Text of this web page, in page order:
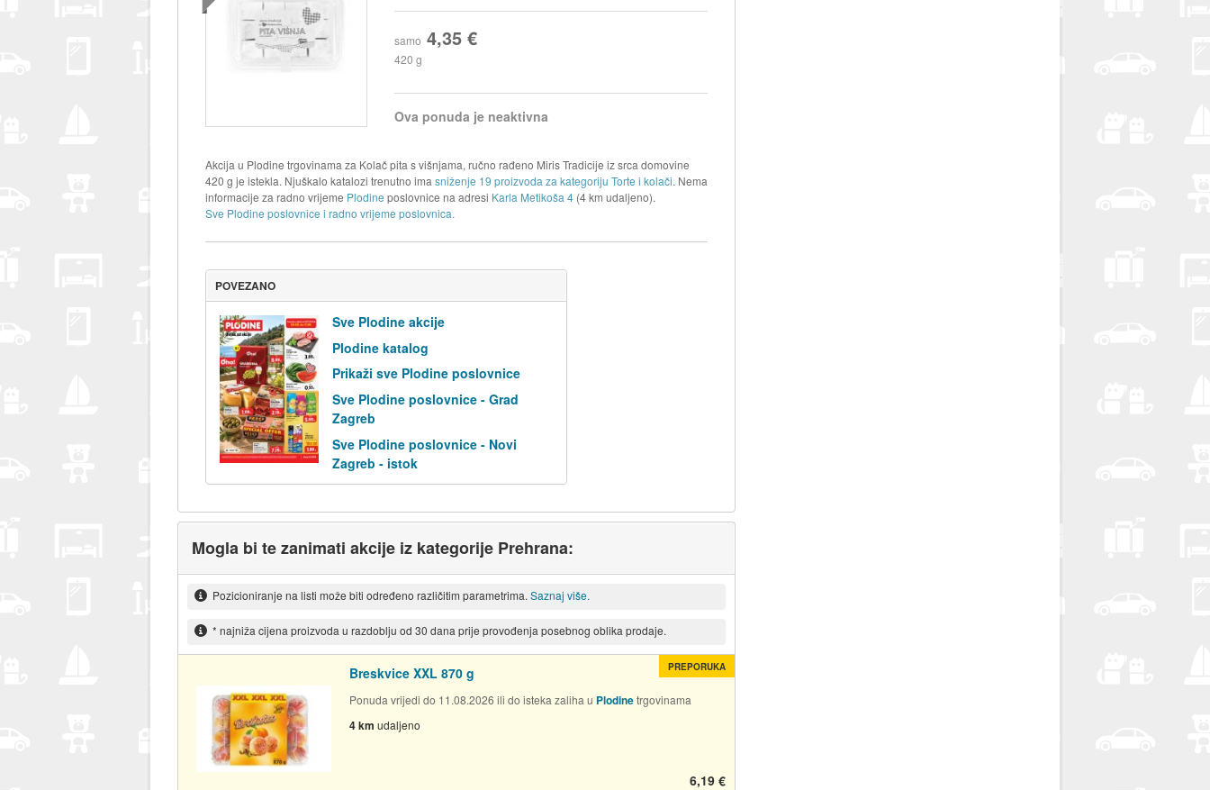
samo 4,35 €
420 g
Ova ponuda je neaktivna
Akcija u Plodine trgovinama za Kolač pita s višnjama, ručno rađeno Miris Tradicije iz srca domovine
420 g je istekla. Njuškalo katalozi trenutno ima sniženje 19 proizvoda za kategoriju Torte i kolači. Nema
informacije za radno vrijeme Plodine poslovnice na adresi Karla Metikoša 4 (4 km udaljeno).
Sve Plodine poslovnice i radno vrijeme poslovnica.
POVEZANO
Sve Plodine akcije
Plodine katalog
Prikaži sve Plodine poslovnice
Sve Plodine poslovnice - Grad
Zagreb
Sve Plodine poslovnice - Novi
Zagreb - istok
Mogla bi te zanimati akcije iz kategorije Prehrana:
Pozicioniranje na listi može biti određeno različitim parametrima. Saznaj više.
* najniža cijena proizvoda u razdoblju od 30 dana prije provođenja posebnog oblika prodaje.
Breskvice XXL 870 g
Ponuda vrijedi do 11.08.2026 ili do isteka zaliha u Plodinetrgovinama
4 km udaljeno
6,19 €
PREPORUKA